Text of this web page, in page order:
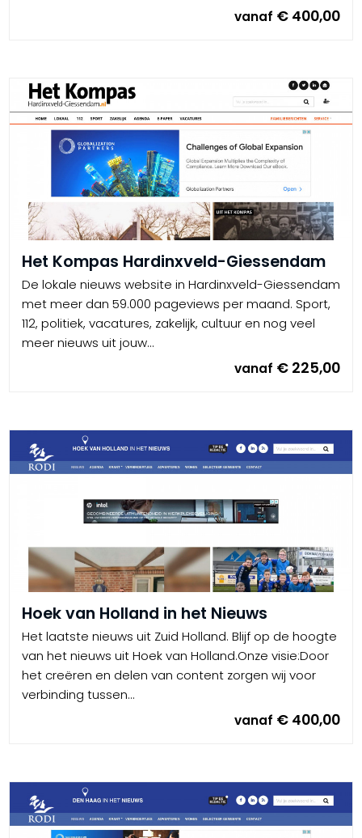
vanaf € 400,00
Het Kompas Hardinxveld-Giessendam
De lokale nieuws website in Hardinxveld-Giessendam
met meer dan 59.000 pageviews per maand. Sport,
112, politiek, vacatures, zakelijk, cultuur en nog veel
meer nieuws uit jouw...
vanaf € 225,00
Hoek van Holland in het Nieuws
Het laatste nieuws uit Zuid Holland. Blijf op de hoogte
van het nieuws uit Hoek van Holland.Onze visie:Door
het creëren en delen van content zorgen wij voor
verbinding tussen...
vanaf € 400,00